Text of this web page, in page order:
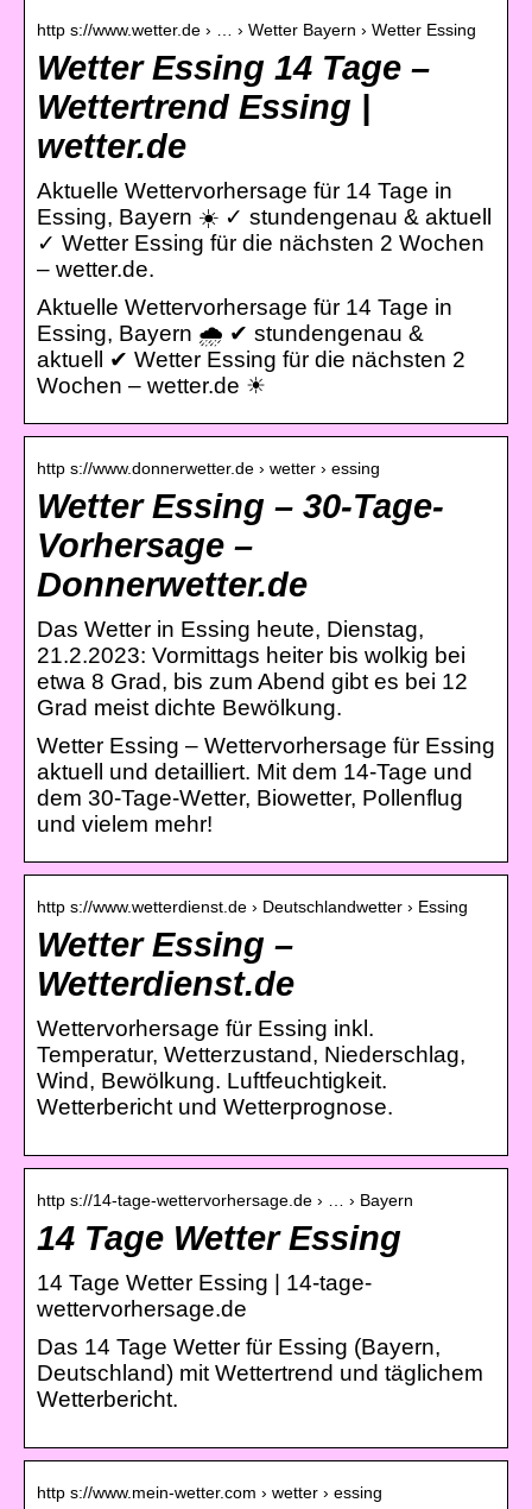
http s://www.wetter.de › … › Wetter Bayern › Wetter Essing
Wetter Essing 14 Tage –
Wettertrend Essing |
wetter.de
Aktuelle Wettervorhersage für 14 Tage in
Essing, Bayern ☀️ ✓ stundengenau & aktuell
✓ Wetter Essing für die nächsten 2 Wochen
– wetter.de.
Aktuelle Wettervorhersage für 14 Tage in
Essing, Bayern 🌧️ ✔ stundengenau &
aktuell ✔ Wetter Essing für die nächsten 2
Wochen – wetter.de ☀
http s://www.donnerwetter.de › wetter › essing
Wetter Essing – 30-Tage-
Vorhersage –
Donnerwetter.de
Das Wetter in Essing heute, Dienstag,
21.2.2023: Vormittags heiter bis wolkig bei
etwa 8 Grad, bis zum Abend gibt es bei 12
Grad meist dichte Bewölkung.
Wetter Essing – Wettervorhersage für Essing
aktuell und detailliert. Mit dem 14-Tage und
dem 30-Tage-Wetter, Biowetter, Pollenflug
und vielem mehr!
http s://www.wetterdienst.de › Deutschlandwetter › Essing
Wetter Essing –
Wetterdienst.de
Wettervorhersage für Essing inkl.
Temperatur, Wetterzustand, Niederschlag,
Wind, Bewölkung. Luftfeuchtigkeit.
Wetterbericht und Wetterprognose.
http s://14-tage-wettervorhersage.de › … › Bayern
14 Tage Wetter Essing
14 Tage Wetter Essing | 14-tage-
wettervorhersage.de
Das 14 Tage Wetter für Essing (Bayern,
Deutschland) mit Wettertrend und täglichem
Wetterbericht.
http s://www.mein-wetter.com › wetter › essing